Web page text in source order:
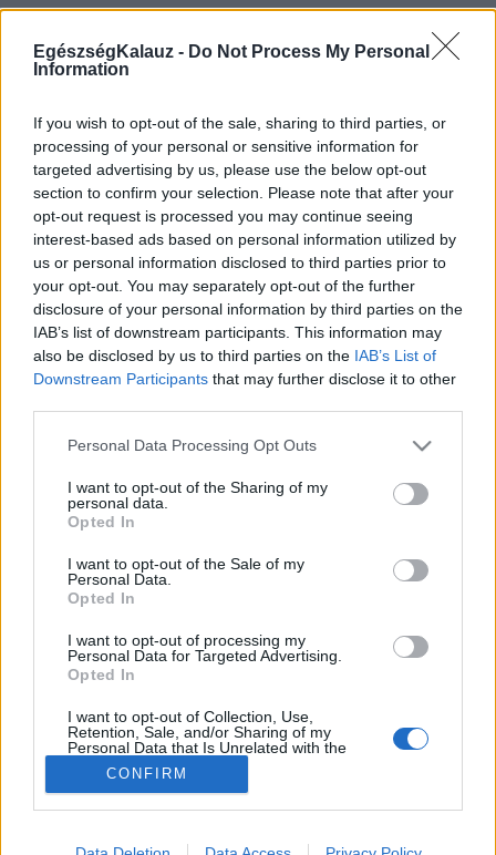
EgészségKalauz - Do Not Process My Personal
Information
If you wish to opt-out of the sale, sharing to third parties, or
processing of your personal or sensitive information for
targeted advertising by us, please use the below opt-out
section to confirm your selection. Please note that after your
opt-out request is processed you may continue seeing
interest-based ads based on personal information utilized by
us or personal information disclosed to third parties prior to
your opt-out. You may separately opt-out of the further
disclosure of your personal information by third parties on the
IAB’s list of downstream participants. This information may
also be disclosed by us to third parties on the IAB’s List of
Downstream Participants that may further disclose it to other
Please note that this website/app uses one or more Google
not limited to your visit or usage behaviour. You may click to
grant or deny consent to Google and its third-party tags to
use your data for below specified purposes in below Google
consent section.
Personal Data Processing Opt Outs
I want to opt-out of the Sharing of my
personal data.
Opted In
I want to opt-out of the Sale of my
Personal Data.
Opted In
I want to opt-out of processing my
Personal Data for Targeted Advertising.
Opted In
I want to opt-out of Collection, Use,
Retention, Sale, and/or Sharing of my
Personal Data that Is Unrelated with the
Purposes for which it was collected.
Opted Out
CONFIRM
Betegségek A-Z
Tünet
Vizsgálat
Kezelés
Életmódváltás
Kutatás
Prevenció
Hírek
Videók
Kisállatok egészsége
#allergia#influenza#cukorbetegség
#orvosmeteorológia#vérnyomás#stroke#rákbetegség
#pajzsmirigy
#reflux #ekcéma #herpesz
Regisztráció
Astra Zeneca
Astra Zeneca